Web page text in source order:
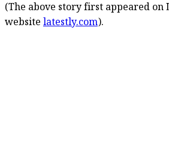
(The above story first appeared on
website latestly.com).